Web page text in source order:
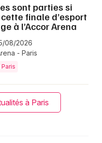
sont parties si
finale d’esport
à l’Accor Arena
08/2026
- Paris
à Paris